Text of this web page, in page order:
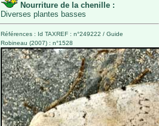
Nourriture de la chenille :
Diverses plantes basses
Références : Id TAXREF : n°249222 / Guide
Robineau (2007) : n°1528